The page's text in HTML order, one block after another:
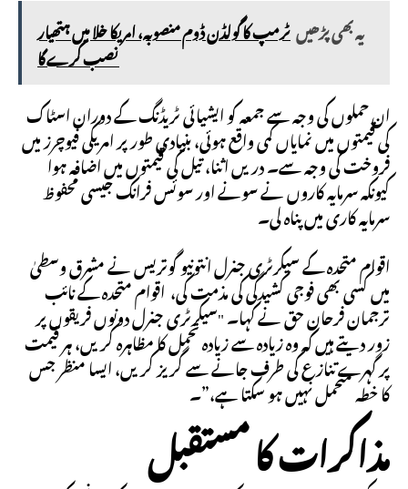
یہ بھی پڑھیںٹرمپ کا گولڈن ڈوم منصوبہ، امریکا خلا میں ہتھیار
نصب کرے گا
ان حملوں کی وجہ سے جمعہ کو ایشیائی ٹریڈنگ کے دوران اسٹاک
کی قیمتوں میں نمایاں کمی واقع ہوئی، بنیادی طور پر امریکی فیوچرز میں
فروخت کی وجہ سے۔ دریں اثنا، تیل کی قیمتوں میں اضافہ ہوا
کیونکہ سرمایہ کاروں نے سونے اور سوئس فرانک جیسی محفوظ
سرمایہ کاری میں پناہ لی۔
اقوام متحدہ کے سیکرٹری جنرل انتونیو گوتریس نے مشرق وسطیٰ
میں کسی بھی فوجی کشیدگی کی مذمت کی، اقوام متحدہ کے نائب
ترجمان فرحان حق نے کہا۔ "سیکرٹری جنرل دونوں فریقوں پر
زور دیتے ہیں کہ وہ زیادہ سے زیادہ تحمل کا مظاہرہ کریں، ہر قیمت
پر گہرے تنازع کی طرف جانے سے گریز کریں، ایسا منظر جس
کا خطہ متحمل نہیں ہو سکتا ہے،”۔
مذاکرات کا مستقبل